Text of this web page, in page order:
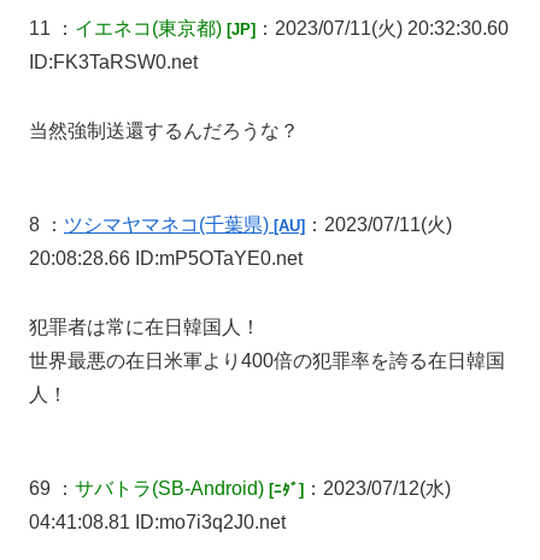
11 ： イエネコ (東京都) [JP] ：2023/07/11(火) 20:32:30.60
ID:FK3TaRSW0.net
当然強制送還するんだろうな？
8 ： ツシマヤマネコ (千葉県) [AU] ：2023/07/11(火)
20:08:28.66 ID:mP5OTaYE0.net
犯罪者は常に在日韓国人！
世界最悪の在日米軍より400倍の犯罪率を誇る在日韓国
人！
69 ： サバトラ(SB-Android) [ﾆﾀﾞ] ：2023/07/12(水)
04:41:08.81 ID:mo7i3q2J0.net